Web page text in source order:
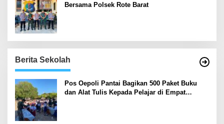
Bersama Polsek Rote Barat
Berita Sekolah
Pos Oepoli Pantai Bagikan 500 Paket Buku
dan Alat Tulis Kepada Pelajar di Empat